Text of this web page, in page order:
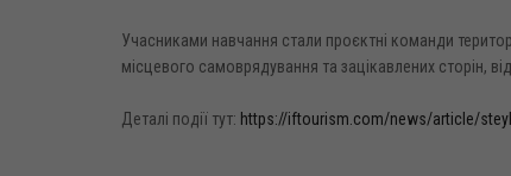
Учасниками навчання стали проєктні команди
місцевого самоврядування та зацікавлених сторін,
Деталі події тут: https://iftourism.com/news/article/